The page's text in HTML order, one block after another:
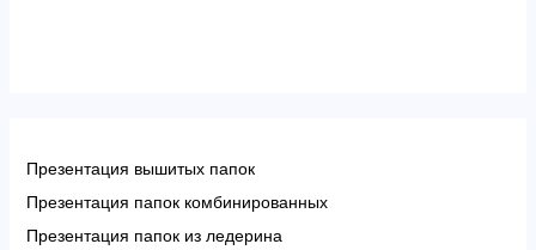
Презентация вышитых папок
Презентация папок комбинированных
Презентация папок из ледерина